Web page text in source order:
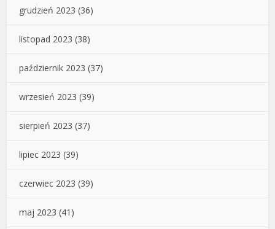
grudzień 2023 (36)
listopad 2023 (38)
październik 2023 (37)
wrzesień 2023 (39)
sierpień 2023 (37)
lipiec 2023 (39)
czerwiec 2023 (39)
maj 2023 (41)